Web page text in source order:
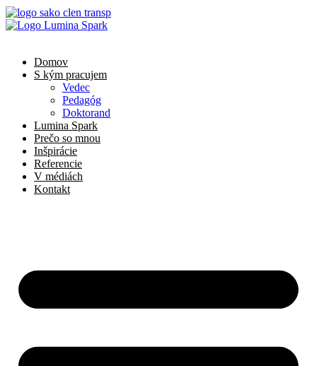
Domov
S kým pracujem
Vedec
Pedagóg
Doktorand
Lumina Spark
Prečo so mnou
Inšpirácie
Referencie
V médiách
Kontakt